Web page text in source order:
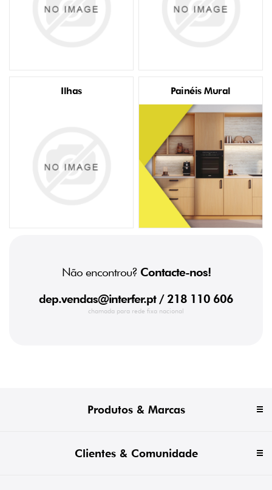
Ilhas Painéis Mural
Não encontrou? Contacte-nos!
dep.vendas@interfer.pt/ 218 110 606
chamada para rede fixa nacional
Produtos & Marcas
Clientes & Comunidade